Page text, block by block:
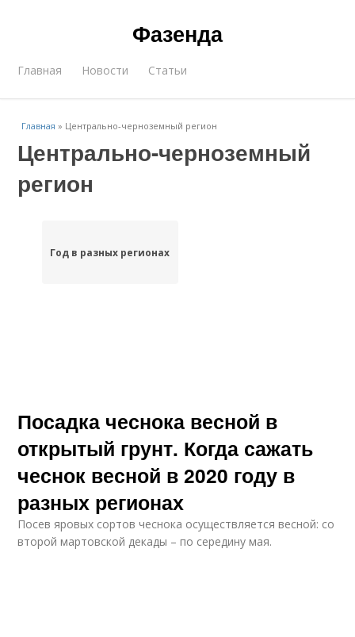
Фазенда
Главная Новости Статьи
Главная » Центрально-черноземный регион
Центрально-черноземный
регион
Год в разных регионах
Посадка чеснока весной в
открытый грунт. Когда сажать
чеснок весной в 2020 году в
разных регионах
Посев яровых сортов чеснока осуществляется весной: со
второй мартовской декады – по середину мая.